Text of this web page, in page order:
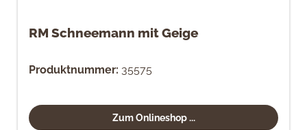
RM Schneemann mit Geige
Produktnummer: 35575
Zum Onlineshop ...